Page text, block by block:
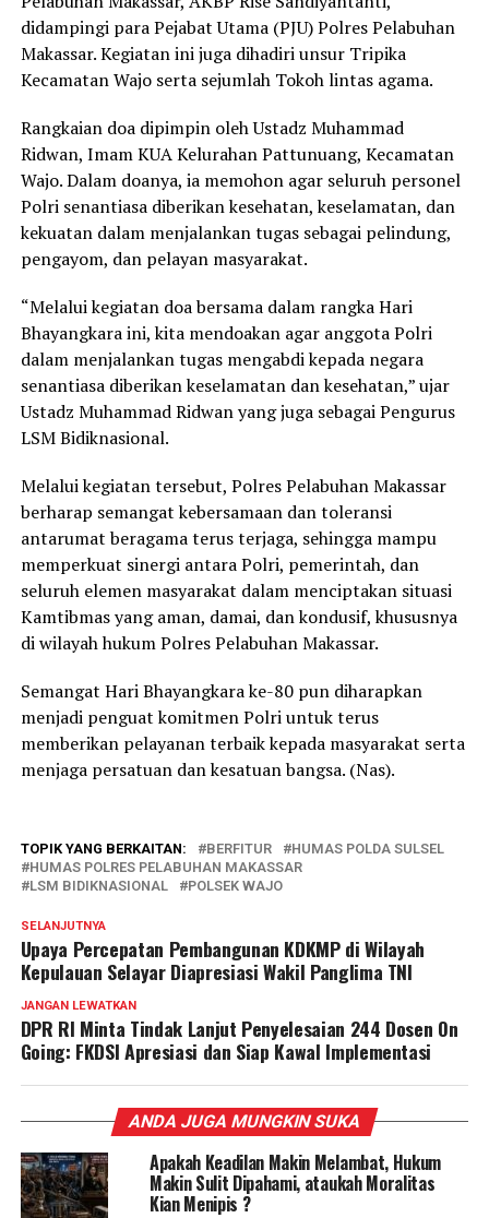
didampingi para Pejabat Utama (PJU) Polres Pelabuhan
Makassar. Kegiatan ini juga dihadiri unsur Tripika
Kecamatan Wajo serta sejumlah Tokoh lintas agama.
Rangkaian doa dipimpin oleh Ustadz Muhammad
Ridwan, Imam KUA Kelurahan Pattunuang, Kecamatan
Wajo. Dalam doanya, ia memohon agar seluruh personel
Polri senantiasa diberikan kesehatan, keselamatan, dan
kekuatan dalam menjalankan tugas sebagai pelindung,
pengayom, dan pelayan masyarakat.
“Melalui kegiatan doa bersama dalam rangka Hari
Bhayangkara ini, kita mendoakan agar anggota Polri
dalam menjalankan tugas mengabdi kepada negara
senantiasa diberikan keselamatan dan kesehatan,” ujar
Ustadz Muhammad Ridwan yang juga sebagai Pengurus
LSM Bidiknasional.
Melalui kegiatan tersebut, Polres Pelabuhan Makassar
berharap semangat kebersamaan dan toleransi
antarumat beragama terus terjaga, sehingga mampu
memperkuat sinergi antara Polri, pemerintah, dan
seluruh elemen masyarakat dalam menciptakan situasi
Kamtibmas yang aman, damai, dan kondusif, khususnya
di wilayah hukum Polres Pelabuhan Makassar.
Semangat Hari Bhayangkara ke-80 pun diharapkan
menjadi penguat komitmen Polri untuk terus
memberikan pelayanan terbaik kepada masyarakat serta
menjaga persatuan dan kesatuan bangsa. (Nas).
TOPIK YANG BERKAITAN: BERFITUR
HUMAS POLDA SULSEL
HUMAS POLRES PELABUHAN MAKASSAR
LSM BIDIKNASIONAL
POLSEK WAJO
SELANJUTNYA
Upaya Percepatan Pembangunan KDKMP di Wilayah
Kepulauan Selayar Diapresiasi Wakil Panglima TNI
JANGAN LEWATKAN
DPR RI Minta Tindak Lanjut Penyelesaian 244 Dosen On
Going: FKDSI Apresiasi dan Siap Kawal Implementasi
ANDA JUGA MUNGKIN SUKA
Apakah Keadilan Makin Melambat, Hukum
Makin Sulit Dipahami, ataukah Moralitas
Kian Menipis ?